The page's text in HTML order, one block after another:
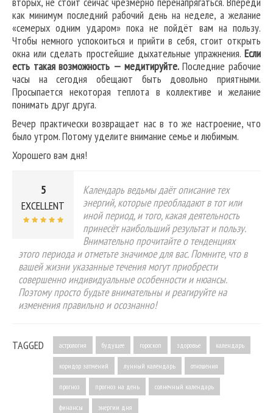
как минимум последний рабочий день на неделе, а желание
«семерых одним ударом» пока не пойдёт вам на пользу.
Чтобы немного успокоиться и прийти в себя, стоит открыть
окна или сделать простейшие дыхательные упражнения. Если
есть такая возможность — медитируйте.Последние рабочие
часы на сегодня обещают быть довольно приятными.
Просыпается некоторая теплота в коллективе и желание
понимать друг друга.
Вечер практически возвращает нас в то же настроение, что
было утром. Потому уделите внимание семье и любимым.
Хорошего вам дня!
5
EXCELLENT
Календарь ведьмы даёт описание тех
энергий, которые преобладают в тот или
иной период, и того, какая деятельность
принесёт наибольший результат и пользу.
Внимательно прочитайте о тенденциях
этого периода и отметьте значимое для вас. Помните, что в
вашей жизни указанные течения могут приобрести
совершенно индивидуальные особенности и нюансы.
Поэтому просто будьте внимательны и реагируйте на
изменения правильно и осознанно!
TAGGED астрология будущее гороскоп здоровье календарь
коридор затмений лунный календарь отношения
прогноз прогноз на день солнечный календарь
финансы энергии дня